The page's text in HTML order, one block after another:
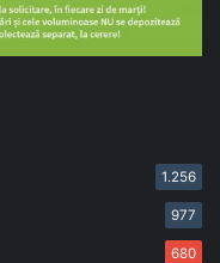
1.256
977
680